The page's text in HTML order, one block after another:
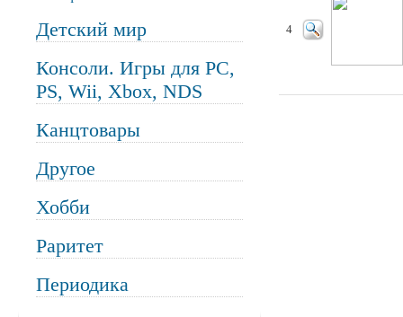
Детский мир
Консоли. Игры для PC,
PS, Wii, Xbox, NDS
Канцтовары
Другое
Хобби
Раритет
Периодика
4